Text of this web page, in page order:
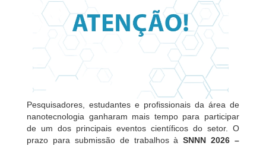
Pesquisadores, estudantes e profissionais da área de
nanotecnologia ganharam mais tempo para participar
de um dos principais eventos científicos do setor. O
prazo para submissão de trabalhos àSNNN 2026 –